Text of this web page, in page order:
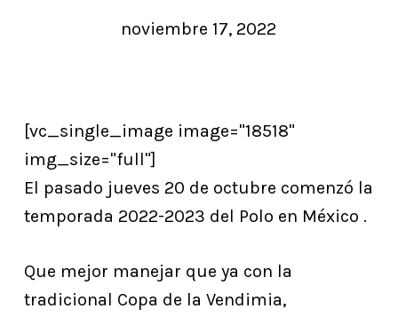
noviembre 17, 2022
[vc_single_image image="18518"
img_size="full"]
El pasado jueves 20 de octubre comenzó la
temporada 2022-2023 del Polo en México .
Que mejor manejar que ya con la
tradicional Copa de la Vendimia,